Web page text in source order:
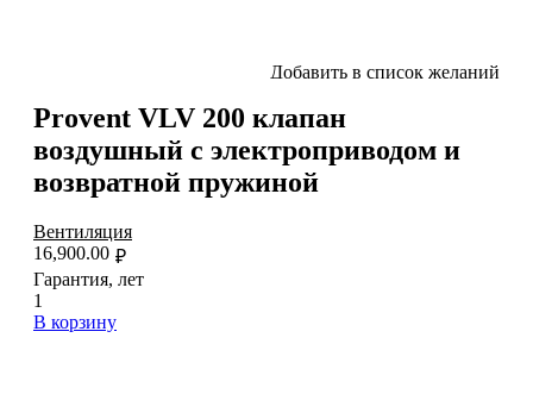
Добавить в список желаний
Provent VLV 200 клапан
воздушный с электроприводом и
возвратной пружиной
Вентиляция
₽
16,900.00
Гарантия, лет
1
В корзину